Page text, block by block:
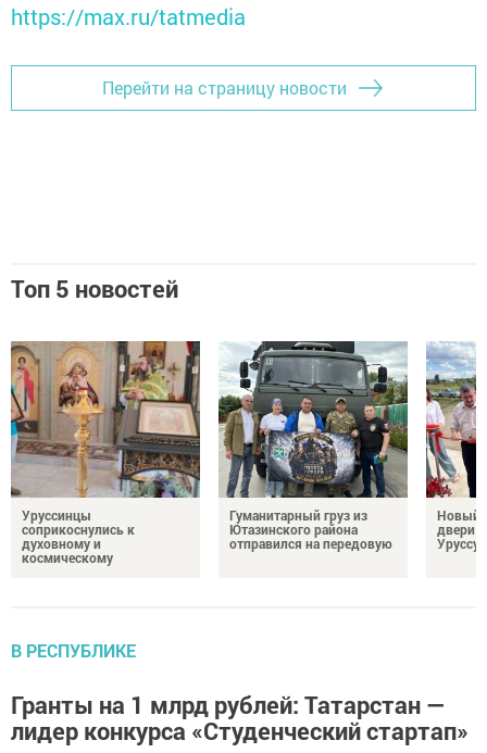
https://max.ru/tatmedia
Перейти на страницу новости
Топ 5 новостей
Уруссинцы
соприкоснулись к
духовному и
космическому
Гуманитарный груз из
Ютазинского района
отправился на передовую
Новый
двери
Уруссу
В РЕСПУБЛИКЕ
Гранты на 1 млрд рублей: Татарстан —
лидер конкурса «Студенческий стартап»